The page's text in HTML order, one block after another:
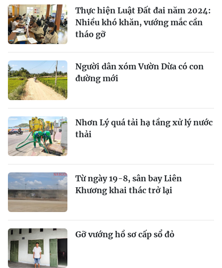
Thực hiện Luật Đất đai năm 2024:
Nhiều khó khăn, vướng mắc cần
tháo gỡ
Người dân xóm Vườn Dừa có con
đường mới
Nhơn Lý quá tải hạ tầng xử lý nước
thải
Từ ngày 19-8, sân bay Liên
Khương khai thác trở lại
Gỡ vướng hồ sơ cấp sổ đỏ